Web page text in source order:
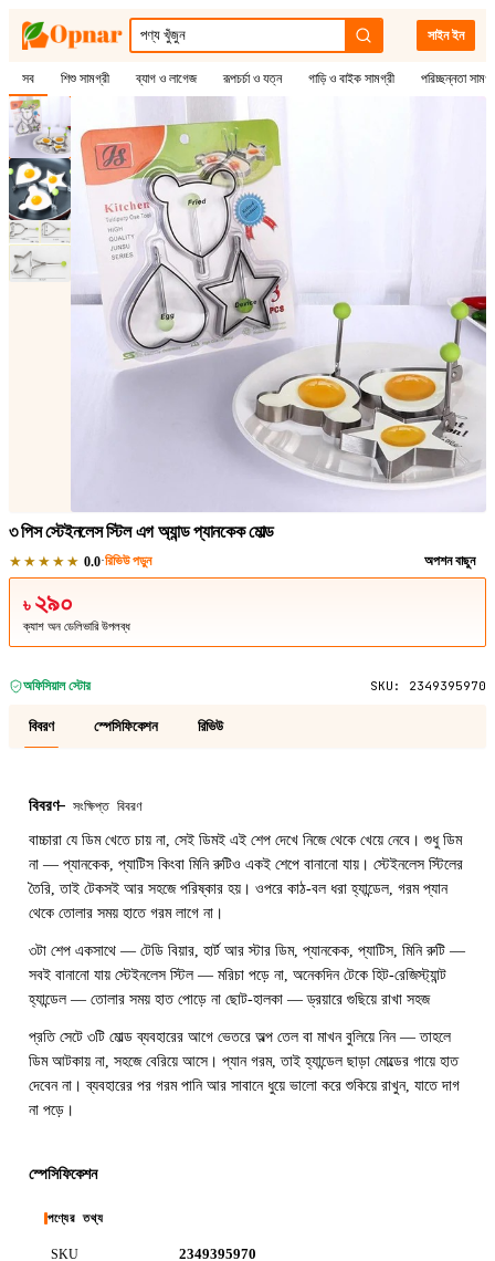
সাইন ইন
সব শিশু সামগ্রী ব্যাগ ও লাগেজ রূপচর্চা ও যত্ন গাড়ি ও বাইক সামগ্রী পরিচ্ছন্নতা
1/3
৩ পিস স্টেইনলেস স্টিল এগ অ্যান্ড প্যানকেক মোল্ড
★★★★★ 0.0·রিভিউ পড়ুন অপশন বাছুন
৳ ২৯০
ক্যাশ অন ডেলিভারি উপলব্ধ
অফিসিয়াল স্টোর SKU: 2349395970
বিবরণ স্পেসিফিকেশন রিভিউ
বিবরণ—সংক্ষিপ্ত বিবরণ
বাচ্চারা যে ডিম খেতে চায় না, সেই ডিমই এই শেপ দেখে নিজে থেকে খেয়ে নেবে। শুধু ডিম
না — প্যানকেক, প্যাটিস কিংবা মিনি রুটিও একই শেপে বানানো যায়। স্টেইনলেস স্টিলের
তৈরি, তাই টেকসই আর সহজে পরিষ্কার হয়। ওপরে কাঠ-বল ধরা হ্যান্ডেল, গরম প্যান
থেকে তোলার সময় হাতে গরম লাগে না।
৩টা শেপ একসাথে — টেডি বিয়ার, হার্ট আর স্টার ডিম, প্যানকেক, প্যাটিস, মিনি রুটি —
সবই বানানো যায় স্টেইনলেস স্টিল — মরিচা পড়ে না, অনেকদিন টেকে হিট-রেজিস্ট্যান্ট
হ্যান্ডেল — তোলার সময় হাত পোড়ে না ছোট-হালকা — ড্রয়ারে গুছিয়ে রাখা সহজ
প্রতি সেটে ৩টি মোল্ড ব্যবহারের আগে ভেতরে অল্প তেল বা মাখন বুলিয়ে নিন — তাহলে
ডিম আটকায় না, সহজে বেরিয়ে আসে। প্যান গরম, তাই হ্যান্ডেল ছাড়া মোল্ডের গায়ে হাত
দেবেন না। ব্যবহারের পর গরম পানি আর সাবানে ধুয়ে ভালো করে শুকিয়ে রাখুন, যাতে দাগ
না পড়ে।
স্পেসিফিকেশন
পণ্যের তথ্য
SKU 2349395970